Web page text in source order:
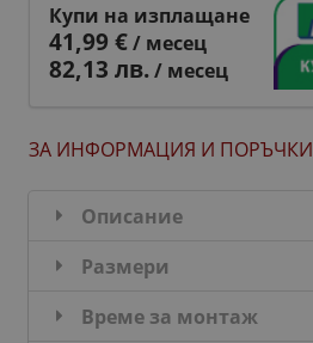
Купи на изплащане
41,99 €/ месец
82,13 лв./ месец
ЗА ИНФОРМАЦИЯ И ПОРЪЧКИ
Описание
Размери
Време за монтаж